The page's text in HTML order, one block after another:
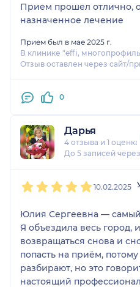
Прием прошел отлично,
назначенное лечение
Прием был в мае 2025 г.
В клинике "effi,
Отзыв оставлен через сайт/
0
Дарья
4 отзыва и 1 оценка
До 5 записей
10.02.2025
Юлия Сергеевна —
Я объездила весь город,
возвращаться снова и
попасть на приём,
разбирают, но это
настоящий